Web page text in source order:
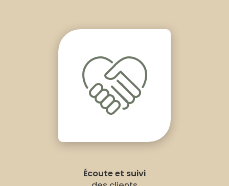
Écoute et suivi